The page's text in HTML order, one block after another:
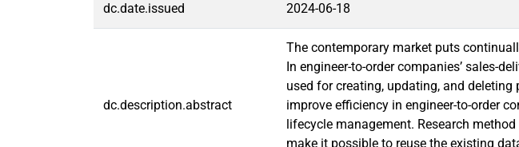
dc.date.issued 2024-06-18
dc.description.abstract
The contemporary market puts
In engineer-to-order companies’ sales-
used for creating, updating, and
improve efficiency in engineer-to-order
lifecycle management. Research
make it possible to reuse the existing